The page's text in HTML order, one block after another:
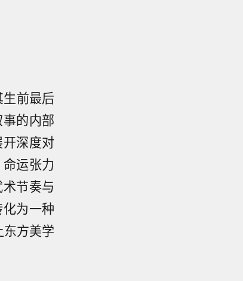
前最后
的内部
深度对
运张力
节奏与
为一种
方美学